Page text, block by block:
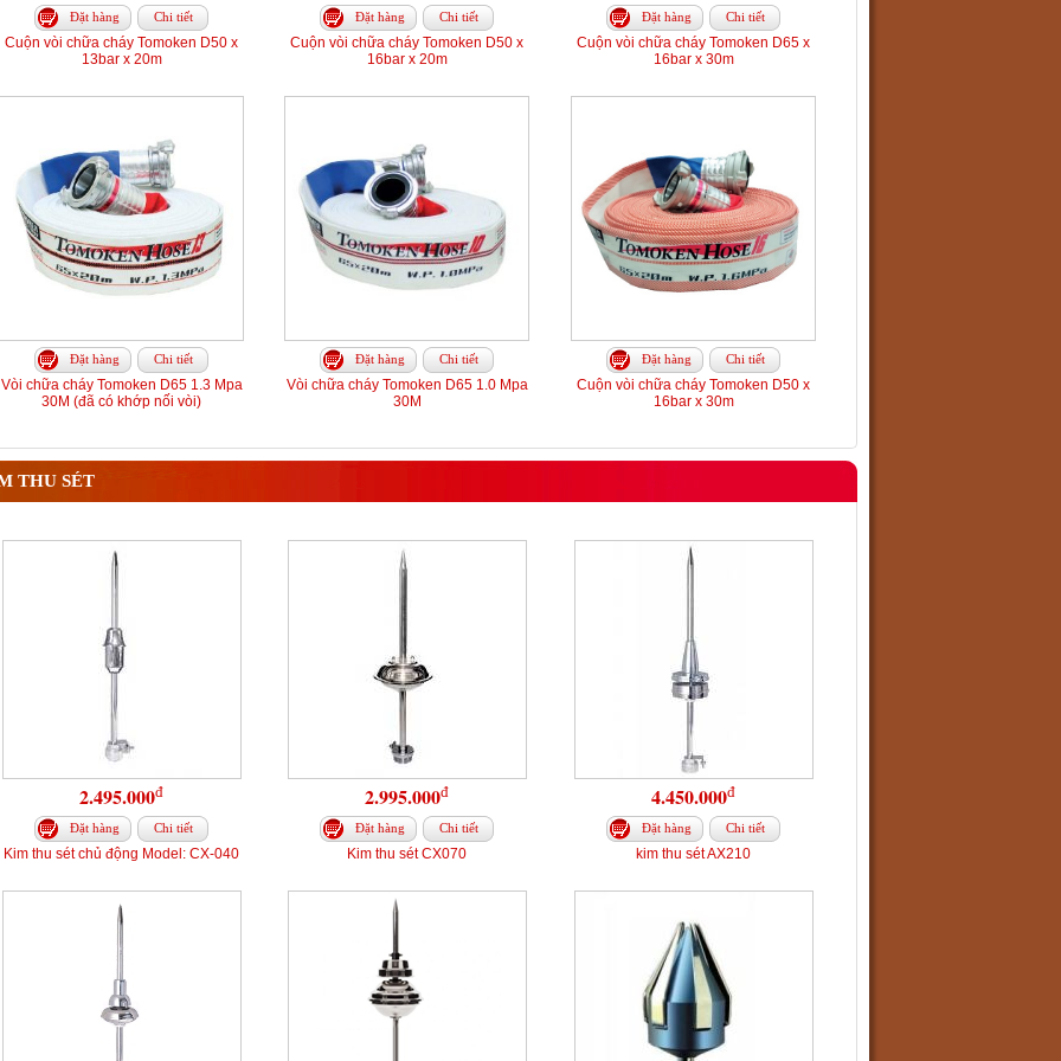
Đặt hàng Chi tiết
Cuộn vòi chữa cháy Tomoken D50 x
13bar x 20m
Đặt hàng Chi tiết
Cuộn vòi chữa cháy Tomoken D50 x
16bar x 20m
Đặt hàng Chi tiết
Cuộn vòi chữa cháy Tomoken D65 x
16bar x 30m
Đặt hàng Chi tiết
Vòi chữa cháy Tomoken D65 1.3 Mpa
30M (đã có khớp nối vòi)
Đặt hàng Chi tiết
Vòi chữa cháy Tomoken D65 1.0 Mpa
30M
Đặt hàng Chi tiết
Cuộn vòi chữa cháy Tomoken D50 x
16bar x 30m
THU SÉT
2.495.000đ
Đặt hàng Chi tiết
Kim thu sét chủ động Model: CX-040
2.995.000đ
Đặt hàng Chi tiết
Kim thu sét CX070
4.450.000đ
Đặt hàng Chi tiết
kim thu sét AX210